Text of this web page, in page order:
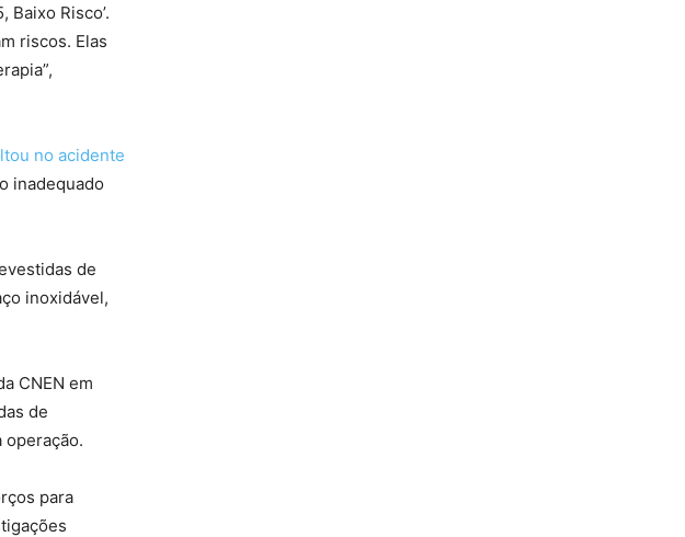
Baixo Risco’.
riscos. Elas
no acidente
inadequado
de
inoxidável,
CNEN em
de
operação.
para